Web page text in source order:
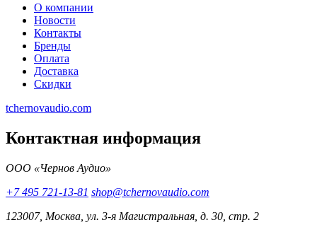
О компании
Новости
Контакты
Бренды
Оплата
Доставка
Скидки
tchernovaudio.com
Контактная информация
ООО «Чернов Аудио»
+7 495 721-13-81 shop@tchernovaudio.com
123007, Москва, ул. 3-я Магистральная, д. 30, стр. 2